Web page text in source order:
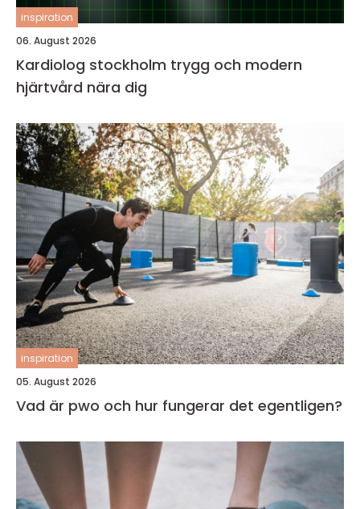
inspiration
06. August 2026
Kardiolog stockholm trygg och modern
hjärtvård nära dig
inspiration
05. August 2026
Vad är pwo och hur fungerar det egentligen?